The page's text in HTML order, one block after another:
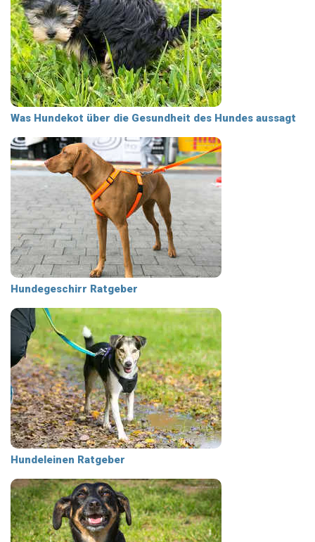
Was Hundekot über die Gesundheit des Hundes aussagt
Hundegeschirr Ratgeber
Hundeleinen Ratgeber